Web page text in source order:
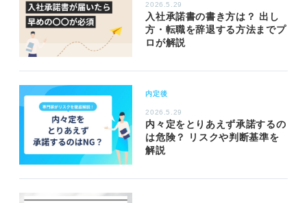
2026.5.29
入社承諾書の書き方は？ 出し
方・転職を辞退する方法までプ
ロが解説
内定後
2026.5.29
内々定をとりあえず承諾するの
は危険？ リスクや判断基準を
解説